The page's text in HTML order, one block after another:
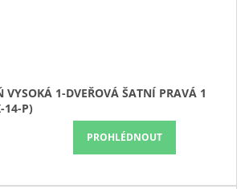
VYSOKÁ 1-DVEŘOVÁ ŠATNÍ PRAVÁ 1
14-P)
PROHLÉDNOUT